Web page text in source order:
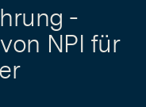
-
NPI für